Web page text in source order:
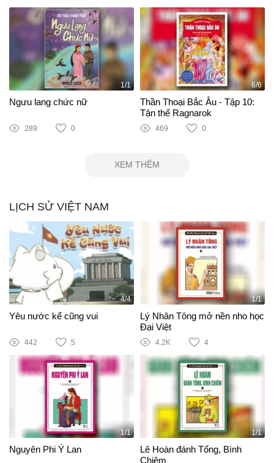
1/1
Ngưu lang chức nữ
289 0
6/6
Thần Thoại Bắc Âu - Tập 10:
Tận thế Ragnarok
469 0
XEM THÊM
LỊCH SỬ VIỆT NAM
4/4
Yêu nước kể cũng vui
442 5
1/1
Lý Nhân Tông mở nền nho học
Đại Việt
4.2K 4
1/1
Nguyên Phi Ỷ Lan
1/1
Lê Hoàn đánh Tống, Bình
Chiêm